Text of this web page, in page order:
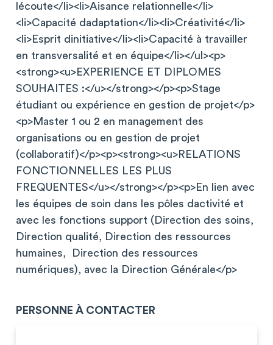
lécoute</li><li>Aisance relationnelle</li>
<li>Capacité dadaptation</li><li>Créativité</li>
<li>Esprit dinitiative</li><li>Capacité à travailler
en transversalité et en équipe</li></ul><p>
<strong><u>EXPERIENCE ET DIPLOMES
SOUHAITES :</u></strong></p><p>Stage
étudiant ou expérience en gestion de projet</p>
<p>Master 1 ou 2 en management des
organisations ou en gestion de projet
(collaboratif)</p><p><strong><u>RELATIONS
FONCTIONNELLES LES PLUS
FREQUENTES</u></strong></p><p>En lien avec
les équipes de soin dans les pôles dactivité et
avec les fonctions support (Direction des soins,
Direction qualité, Direction des ressources
humaines, Direction des ressources
numériques), avec la Direction Générale</p>
PERSONNE À CONTACTER